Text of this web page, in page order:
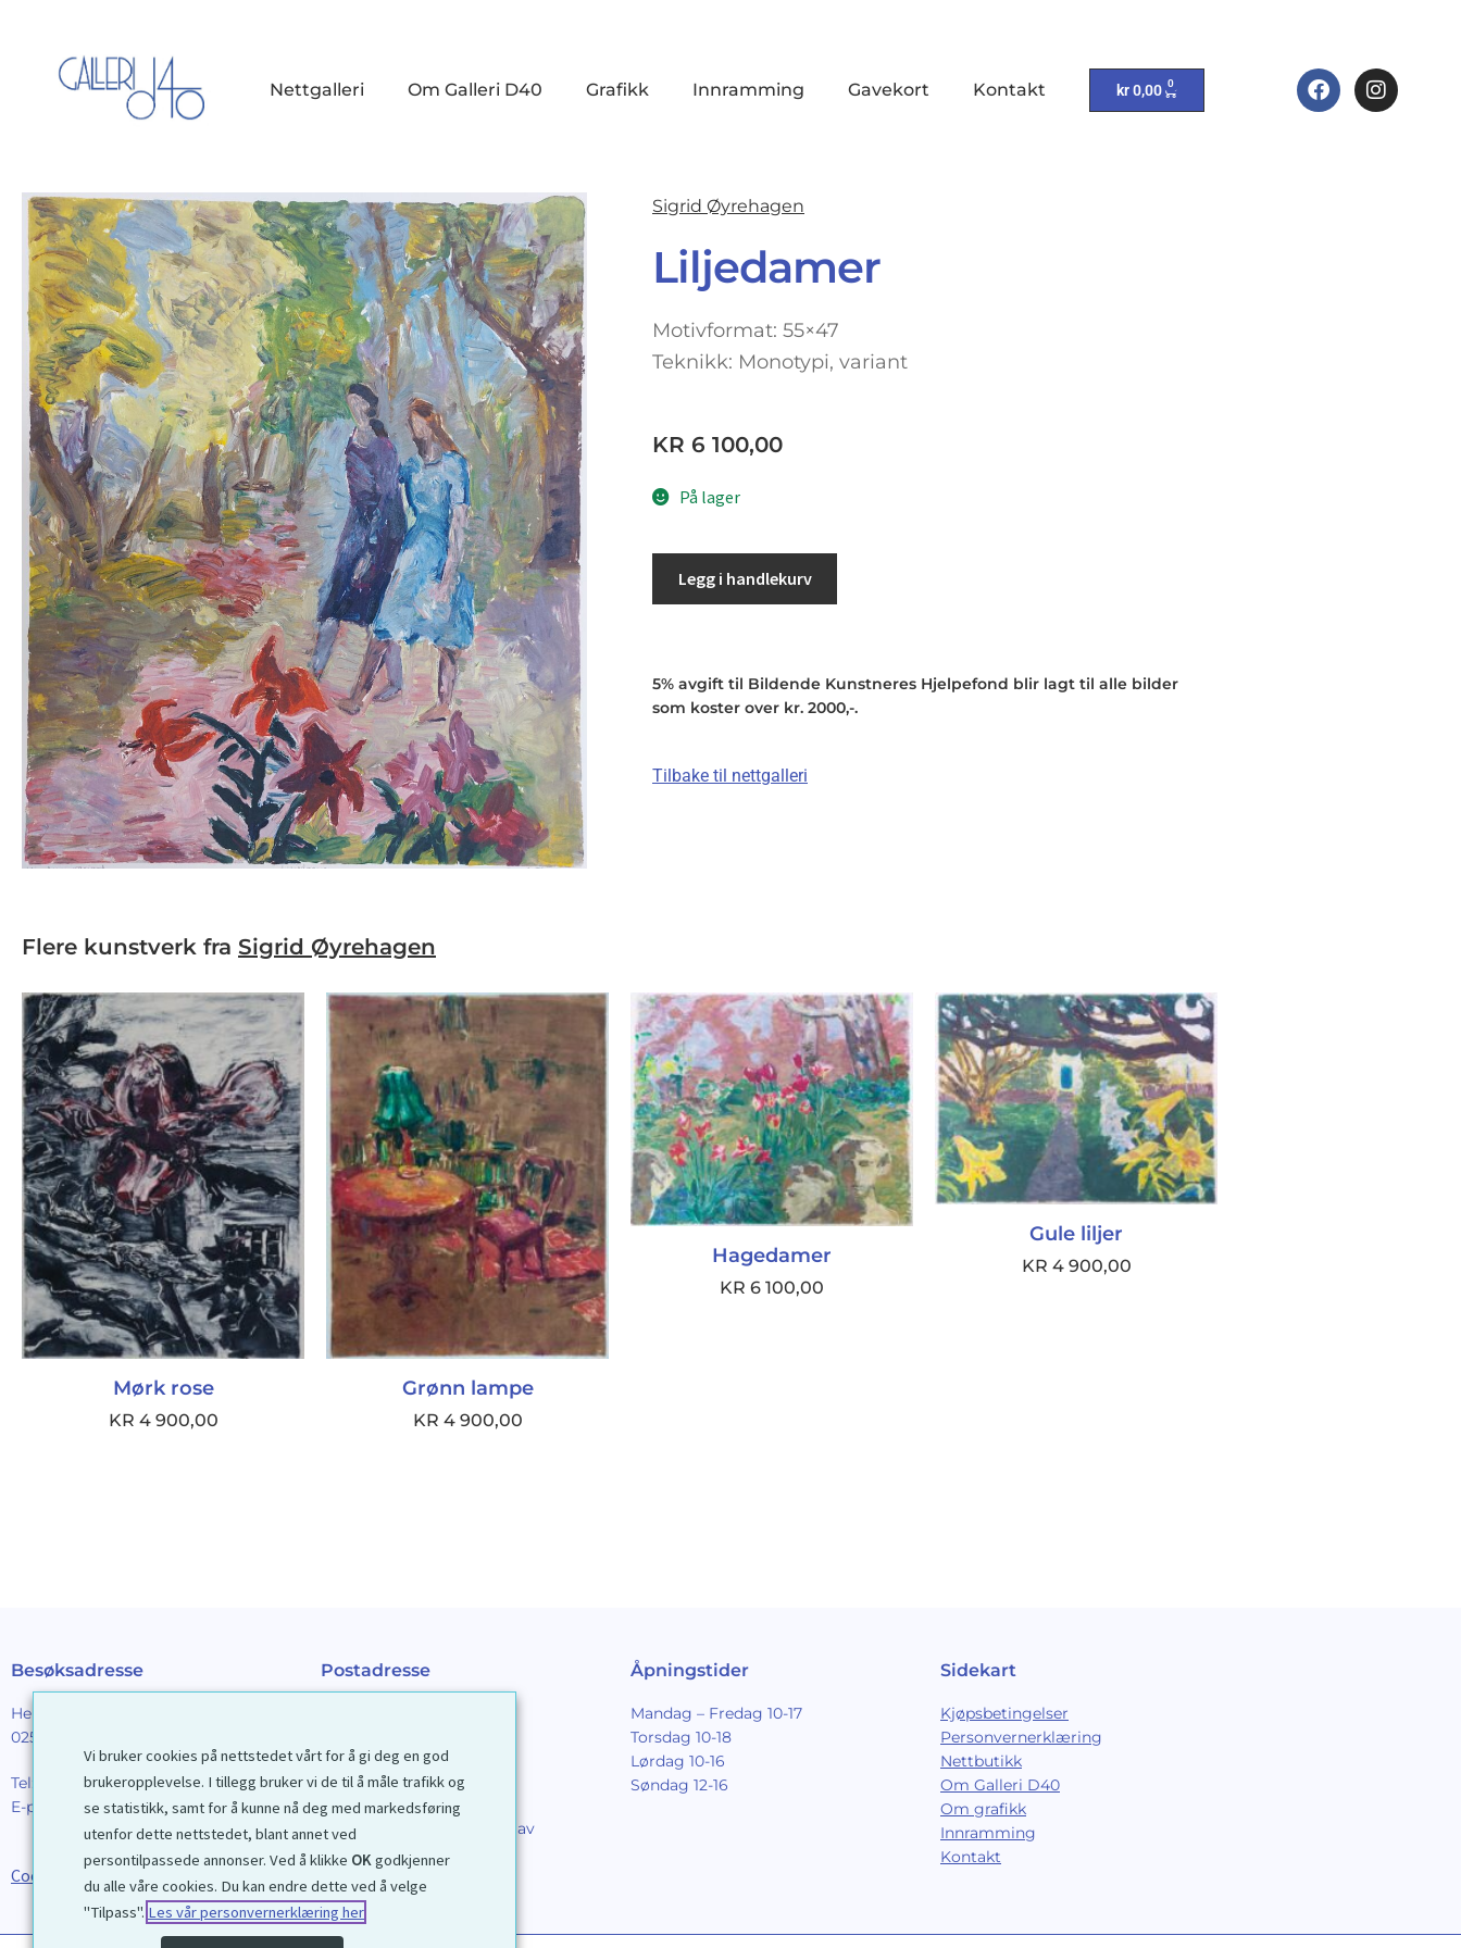
Nettgalleri Om Galleri D40 Grafikk Innramming Gavekort Kontakt kr0,00 0
Sigrid Øyrehagen
Liljedamer
Motivformat: 55×47
Teknikk: Monotypi, variant
KR 6 100,00
På lager
Legg i handlekurv
5% avgift til Bildende Kunstneres Hjelpefond blir lagt til alle bilder
som koster over kr. 2000,-.
Tilbake til nettgalleri
Flere kunstverk fra Sigrid Øyrehagen
Mørk rose
KR 4 900,00
Grønn lampe
KR 4 900,00
Hagedamer
KR 6 100,00
Gule liljer
KR 4 900,00
Besøksadresse
Henrik Ibsens gt. 90
0255 Oslo
Tel:
22 44 85 86
E-post:
galleri@d40.no
Cookies
Postadresse
0201 Oslo
Mobilnummer til sporing av
forsendelser: 91924069
Åpningstider
Mandag – Fredag 10-17
Torsdag 10-18
Lørdag 10-16
Søndag 12-16
Sidekart
Kjøpsbetingelser
Personvernerklæring
Nettbutikk
Om Galleri D40
Om grafikk
Innramming
Kontakt
Vi bruker cookies på nettstedet vårt for å gi deg en god
brukeropplevelse. I tillegg bruker vi de til å måle trafikk og
se statistikk, samt for å kunne nå deg med markedsføring
utenfor dette nettstedet, blant annet ved
persontilpassede annonser. Ved å klikke OKgodkjenner
du alle våre cookies. Du kan endre dette ved å velge
"Tilpass". Les vår personvernerklæring her